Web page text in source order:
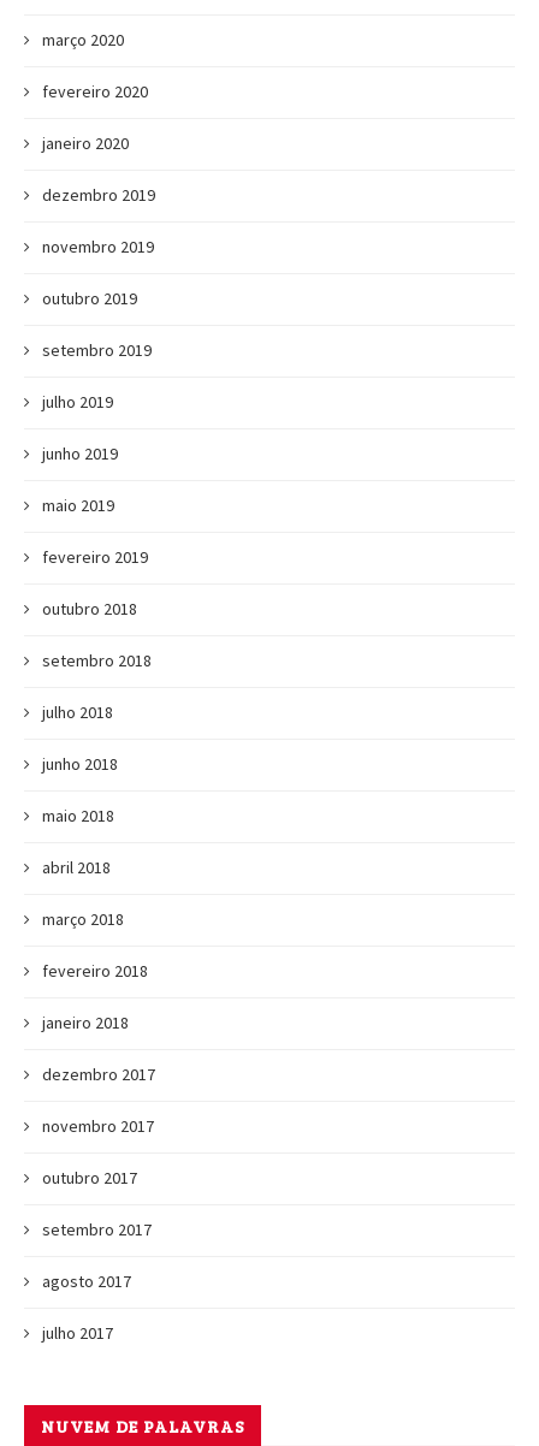
março 2020
fevereiro 2020
janeiro 2020
dezembro 2019
novembro 2019
outubro 2019
setembro 2019
julho 2019
junho 2019
maio 2019
fevereiro 2019
outubro 2018
setembro 2018
julho 2018
junho 2018
maio 2018
abril 2018
março 2018
fevereiro 2018
janeiro 2018
dezembro 2017
novembro 2017
outubro 2017
setembro 2017
agosto 2017
julho 2017
NUVEM DE PALAVRAS